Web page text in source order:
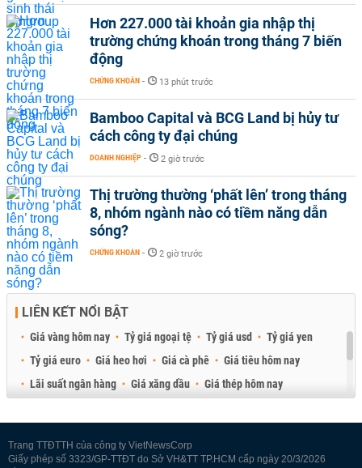
Hơn 227.000 tài khoản gia nhập thị
trường chứng khoán trong tháng 7 biến
động
CHỨNG KHOÁN - 13 phút trước
Bamboo Capital và BCG Land bị hủy tư
cách công ty đại chúng
DOANH NGHIỆP - 2 giờ trước
Thị trường thường ‘phất lên’ trong tháng
8, nhóm ngành nào có tiềm năng dẫn
sóng?
CHỨNG KHOÁN - 2 giờ trước
LIÊN KẾT NỔI BẬT
Giá vàng hôm nay Tỷ giá ngoại tệ Tỷ giá usd
Tỷ giá yen
Tỷ giá euro
Giá heo hơi Giá cà phê
Giá tiêu hôm nay
Lãi suất ngân hàng
Giá xăng dầu
Giá thép hôm nay
Trang TTĐTTH của công ty VietNewsCorp
Giấy phép số 3323/GP-TTĐT do Sở VH&TT TP.HCM cấp ngày 20/3/2026